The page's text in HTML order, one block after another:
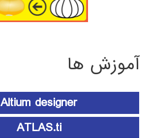
آموزش ها
Altium designer
ATLAS.ti